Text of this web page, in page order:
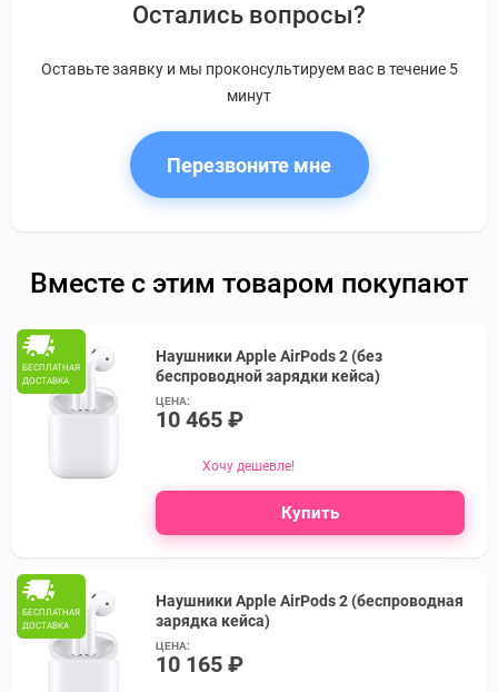
Остались вопросы?
Оставьте заявку и мы проконсультируем вас в течение 5
минут
Перезвоните мне
Вместе с этим товаром покупают
БЕСПЛАТНАЯ
ДОСТАВКА
Наушники Apple AirPods 2 (без
беспроводной зарядки кейса)
ЦЕНА:
10 465 ₽
Хочу дешевле!
Купить
БЕСПЛАТНАЯ
ДОСТАВКА
Наушники Apple AirPods 2 (беспроводная
зарядка кейса)
ЦЕНА:
10 165 ₽